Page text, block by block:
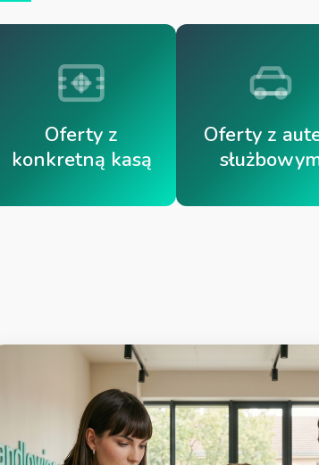
Oferty z
konkretną kasą
Oferty z